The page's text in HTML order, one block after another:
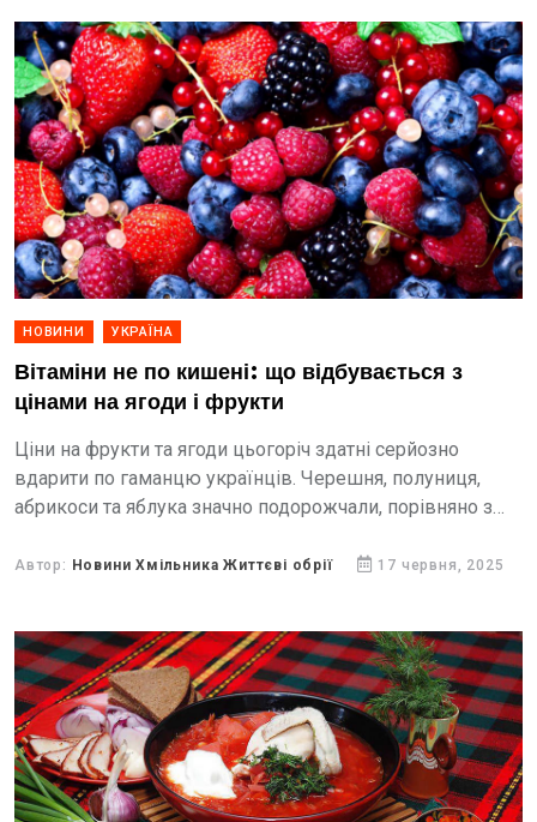
НОВИНИ УКРАЇНА
Вітаміни не по кишені: що відбувається з
цінами на ягоди і фрукти
Ціни на фрукти та ягоди цьогоріч здатні серйозно
вдарити по гаманцю українців. Черешня, полуниця,
абрикоси та яблука значно подорожчали, порівняно з
Автор: Новини Хмільника Життєві обрії 17 червня, 2025